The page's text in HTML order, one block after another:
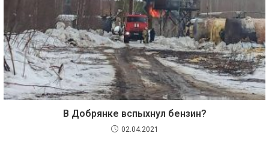
В Добрянке вспыхнул бензин?
02.04.2021